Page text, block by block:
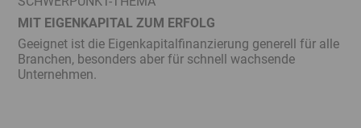
MIT EIGENKAPITAL ZUM ERFOLG
Geeignet ist die Eigenkapital­finanzierung generell für alle
Branchen, besonders aber für schnell wachsende
Unternehmen.